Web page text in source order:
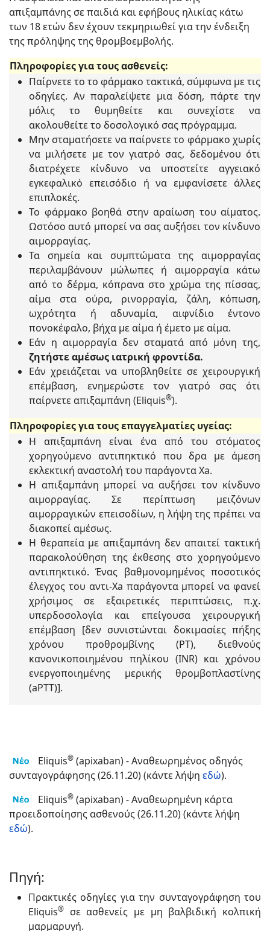
απιξαμπάνης σε παιδιά και εφήβους ηλικίας κάτω
των 18 ετών δεν έχουν τεκμηριωθεί για την ένδειξη
της πρόληψης της θρομβοεμβολής.
Πληροφορίες για τους ασθενείς:
Παίρνετε το το φάρμακο τακτικά, σύμφωνα με τις
οδηγίες. Αν παραλείψετε μια δόση, πάρτε την
μόλις το θυμηθείτε και συνεχίστε να
ακολουθείτε το δοσολογικό σας πρόγραμμα.
Μην σταματήσετε να παίρνετε το φάρμακο χωρίς
να μιλήσετε με τον γιατρό σας, δεδομένου ότι
διατρέχετε κίνδυνο να υποστείτε αγγειακό
εγκεφαλικό επεισόδιο ή να εμφανίσετε άλλες
επιπλοκές.
Το φάρμακο βοηθά στην αραίωση του αίματος.
Ωστόσο αυτό μπορεί να σας αυξήσει τον κίνδυνο
αιμορραγίας.
Τα σημεία και συμπτώματα της αιμορραγίας
περιλαμβάνουν μώλωπες ή αιμορραγία κάτω
από το δέρμα, κόπρανα στο χρώμα της πίσσας,
αίμα στα ούρα, ρινορραγία, ζάλη, κόπωση,
ωχρότητα ή αδυναμία, αιφνίδιο έντονο
πονοκέφαλο, βήχα με αίμα ή έμετο με αίμα.
Εάν η αιμορραγία δεν σταματά από μόνη της,
ζητήστε αμέσως ιατρική φροντίδα.
Εάν χρειάζεται να υποβληθείτε σε χειρουργική
επέμβαση, ενημερώστε τον γιατρό σας ότι
παίρνετε απιξαμπάνη (Eliquis®).
Πληροφορίες για τους επαγγελματίες υγείας:
Η απιξαμπάνη είναι ένα από του στόματος
χορηγούμενο αντιπηκτικό που δρα με άμεση
εκλεκτική αναστολή του παράγοντα Xa.
Η απιξαμπάνη μπορεί να αυξήσει τον κίνδυνο
αιμορραγίας. Σε περίπτωση μειζόνων
αιμορραγικών επεισοδίων, η λήψη της πρέπει να
διακοπεί αμέσως.
Η θεραπεία με απιξαμπάνη δεν απαιτεί τακτική
παρακολούθηση της έκθεσης στο χορηγούμενο
αντιπηκτικό. Ένας βαθμονομημένος ποσοτικός
έλεγχος του αντι-Xa παράγοντα μπορεί να φανεί
χρήσιμος σε εξαιρετικές περιπτώσεις, π.χ.
υπερδοσολογία και επείγουσα χειρουργική
επέμβαση [δεν συνιστώνται δοκιμασίες πήξης
χρόνου προθρομβίνης (ΡΤ), διεθνούς
κανονικοποιημένου πηλίκου (INR) και χρόνου
ενεργοποιημένης μερικής θρομβοπλαστίνης
(aPTT)].
Eliquis® (apixaban) - Αναθεωρημένος οδηγός
συνταγογράφησης (26.11.20) (κάντε λήψη εδώ).
Eliquis® (apixaban) - Αναθεωρημένη κάρτα
προειδοποίησης ασθενούς (26.11.20) (κάντε λήψη
εδώ).
Πηγή:
Πρακτικές οδηγίες για την συνταγογράφηση του
Eliquis®
σε ασθενείς με μη βαλβιδική κολπική
μαρμαρυγή.